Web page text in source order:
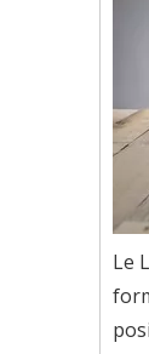
Le